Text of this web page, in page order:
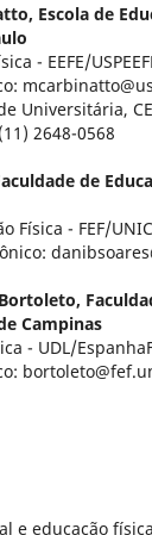
Escola de
- EEFE/
Universitária,
2648-0568
de
Física - FEF/
Campinas
- UDL/
e educação